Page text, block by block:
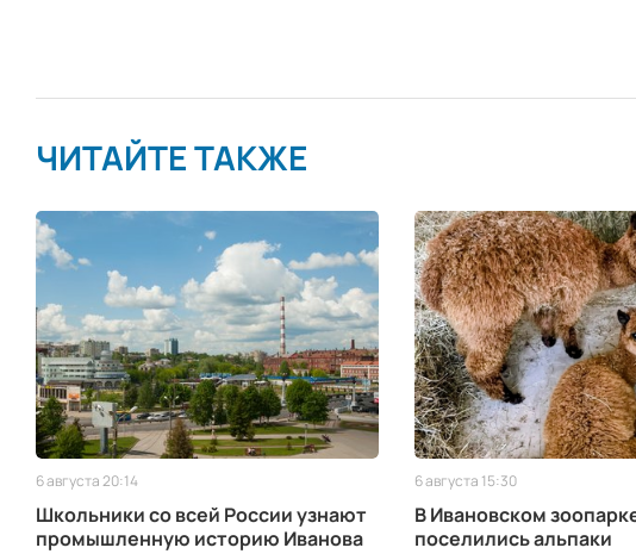
ЧИТАЙТЕ ТАКЖЕ
6 августа 20:14
Школьники со всей России узнают
промышленную историю Иванова
6 августа 15:30
В Ивановском
поселились альпаки